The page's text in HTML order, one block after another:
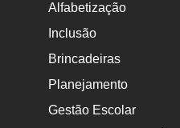
Alfabetização
Inclusão
Brincadeiras
Planejamento
Gestão Escolar